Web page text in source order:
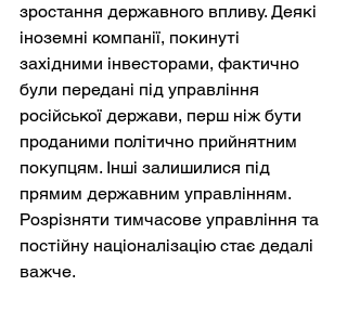
зростання державного впливу. Деякі
іноземні компанії, покинуті
західними інвесторами, фактично
були передані під управління
російської держави, перш ніж бути
проданими політично прийнятним
покупцям. Інші залишилися під
прямим державним управлінням.
Розрізняти тимчасове управління та
постійну націоналізацію стає дедалі
важче.